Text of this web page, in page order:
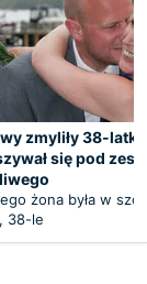
zmyliły 38-
się pod
żona była w
38-le